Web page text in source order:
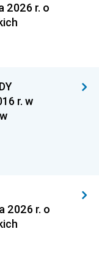
2026 r. o
r. w
2026 r. o